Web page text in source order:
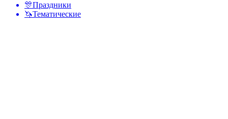
🎊Праздники
🦄Тематические